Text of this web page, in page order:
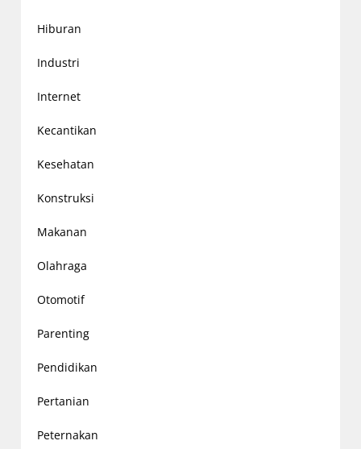
Hiburan
Industri
Internet
Kecantikan
Kesehatan
Konstruksi
Makanan
Olahraga
Otomotif
Parenting
Pendidikan
Pertanian
Peternakan